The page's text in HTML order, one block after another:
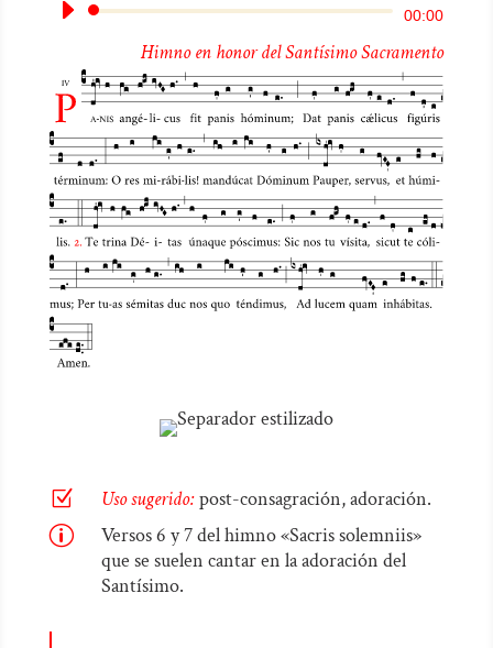
Reproductor
de
audio
00:00
Himno en honor del Santísimo Sacramento
Z Uso sugerido:post-consagración, adoración.
p
Versos 6 y 7 del himno «Sacris solemniis»
que se suelen cantar en la adoración del
Santísimo.